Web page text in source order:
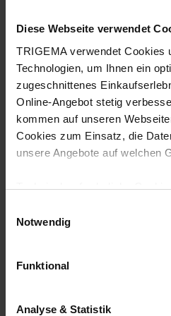
Diese Webseite verwendet
TRIGEMA verwendet Cookies
Technologien, um Ihnen ein
zugeschnittenes
Online-Angebot stetig
kommen auf unseren
Cookies zum Einsatz, die
unsere Angebote auf welchen
Technisch erforderliche
grundlegende Funktionen wie
gewährleisten.
Für die Darstellung
Notwendig
Funktional
Analyse & Statistik
shipping